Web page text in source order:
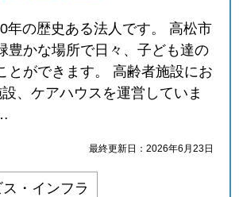
の歴史ある法人です。 高松市
豊かな場所で日々、子ども達の
とができます。 高齢者施設にお
、ケアハウスを運営していま
最終更新日：2026年6月23日
・インフラ